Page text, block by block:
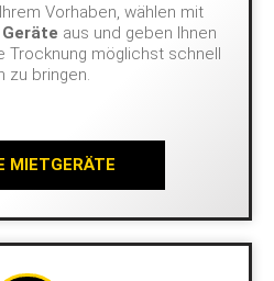
Vorhaben, wählen mit
aus und geben Ihnen
Trocknung möglichst schnell
zu bringen.
MIETGERÄTE